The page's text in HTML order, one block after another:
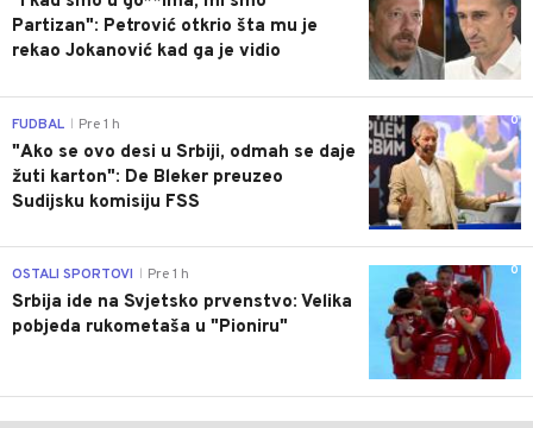
Partizan": Petrović otkrio šta mu je
rekao Jokanović kad ga je vidio
0
FUDBAL Pre 1 h
"Ako se ovo desi u Srbiji, odmah se daje
žuti karton": De Bleker preuzeo
Sudijsku komisiju FSS
0
OSTALI SPORTOVI Pre 1 h
Srbija ide na Svjetsko prvenstvo: Velika
pobjeda rukometaša u "Pioniru"